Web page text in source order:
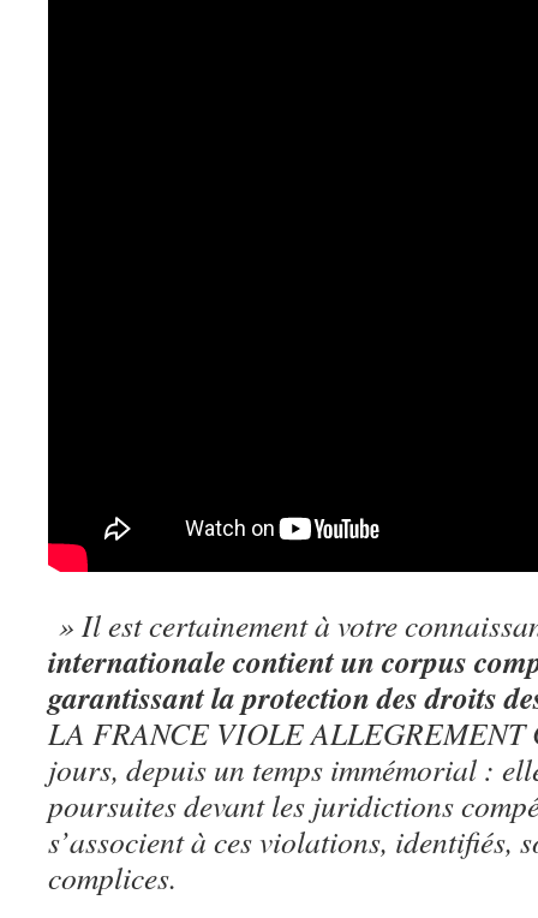
» Il est certainement à votre
internationale contient un corpus
garantissant la protection des droits
LA FRANCE VIOLE ALLEGREMENT
jours, depuis un temps immémorial :
poursuites devant les juridictions
s’associent à ces violations, identifiés,
complices.